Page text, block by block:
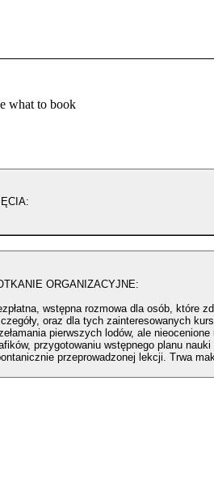
what to book
ORGANIZACYJNE:
wstępna rozmowa dla osób, które
oraz dla tych zainteresowanych
pierwszych lodów, ale
przygotowaniu wstępnego planu
przeprowadzonej lekcji. Trwa